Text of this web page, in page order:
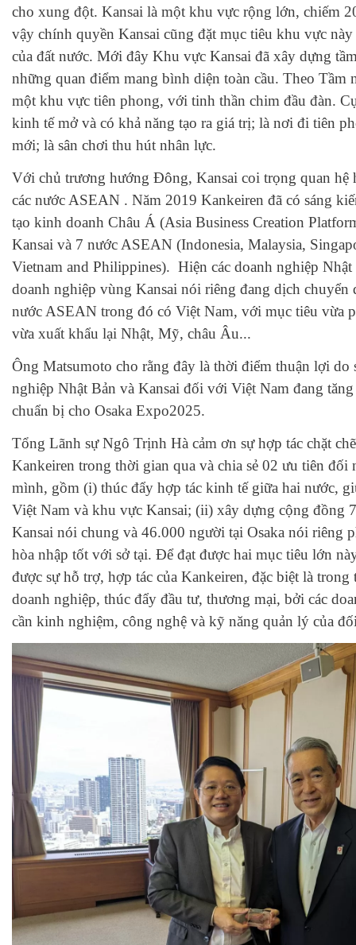
cho xung đột. Kansai là một khu vực rộng lớn, chiếm
vậy chính quyền Kansai cũng đặt mục tiêu khu vực
của đất nước. Mới đây Khu vực Kansai đã xây dựng
những quan điểm mang bình diện toàn cầu. Theo Tầm
một khu vực tiên phong, với tinh thần chim đầu đàn.
kinh tế mở và có khả năng tạo ra giá trị; là nơi đi tiên
mới; là sân chơi thu hút nhân lực.
Với chủ trương hướng Đông, Kansai coi trọng quan hệ
các nước ASEAN . Năm 2019 Kankeiren đã có sáng
tạo kinh doanh Châu Á (Asia Business Creation
Kansai và 7 nước ASEAN (Indonesia, Malaysia,
Vietnam and Philippines). Hiện các doanh nghiệp
doanh nghiệp vùng Kansai nói riêng đang dịch chuyển
nước ASEAN trong đó có Việt Nam, với mục tiêu vừa
vừa xuất khẩu lại Nhật, Mỹ, châu Âu...
Ông Matsumoto cho rằng đây là thời điểm thuận lợi do
nghiệp Nhật Bản và Kansai đối với Việt Nam đang
chuẩn bị cho Osaka Expo2025.
Tổng Lãnh sự Ngô Trịnh Hà cảm ơn sự hợp tác chặt
Kankeiren trong thời gian qua và chia sẻ 02 ưu tiên đối
mình, gồm (i) thúc đẩy hợp tác kinh tế giữa hai nước,
Việt Nam và khu vực Kansai; (ii) xây dựng cộng đồng
Kansai nói chung và 46.000 người tại Osaka nói riêng
hòa nhập tốt với sở tại. Để đạt được hai mục tiêu lớn
được sự hỗ trợ, hợp tác của Kankeiren, đặc biệt là
doanh nghiệp, thúc đẩy đầu tư, thương mại, bởi các
cần kinh nghiệm, công nghệ và kỹ năng quản lý của